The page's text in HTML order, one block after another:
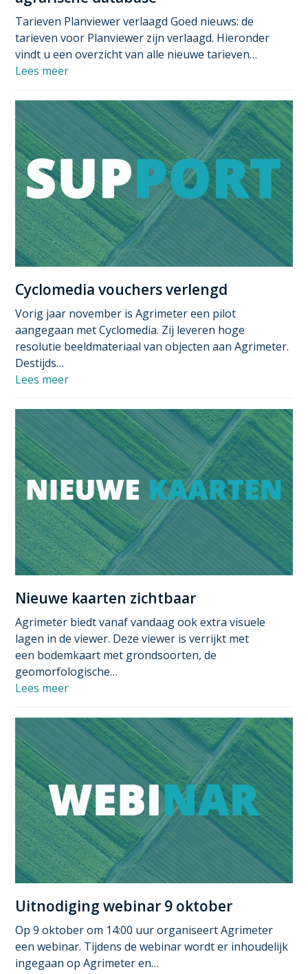
Tarieven Planviewer verlaagd Goed nieuws: de
tarieven voor Planviewer zijn verlaagd. Hieronder
vindt u een overzicht van alle nieuwe tarieven…
Lees meer
Cyclomedia vouchers verlengd
Vorig jaar november is Agrimeter een pilot
aangegaan met Cyclomedia. Zij leveren hoge
resolutie beeldmateriaal van objecten aan Agrimeter.
Destijds…
Lees meer
Nieuwe kaarten zichtbaar
Agrimeter biedt vanaf vandaag ook extra visuele
lagen in de viewer. Deze viewer is verrijkt met
een bodemkaart met grondsoorten, de
geomorfologische…
Lees meer
Uitnodiging webinar 9 oktober
Op 9 oktober om 14:00 uur organiseert Agrimeter
een webinar. Tijdens de webinar wordt er inhoudelijk
ingegaan op Agrimeter en…